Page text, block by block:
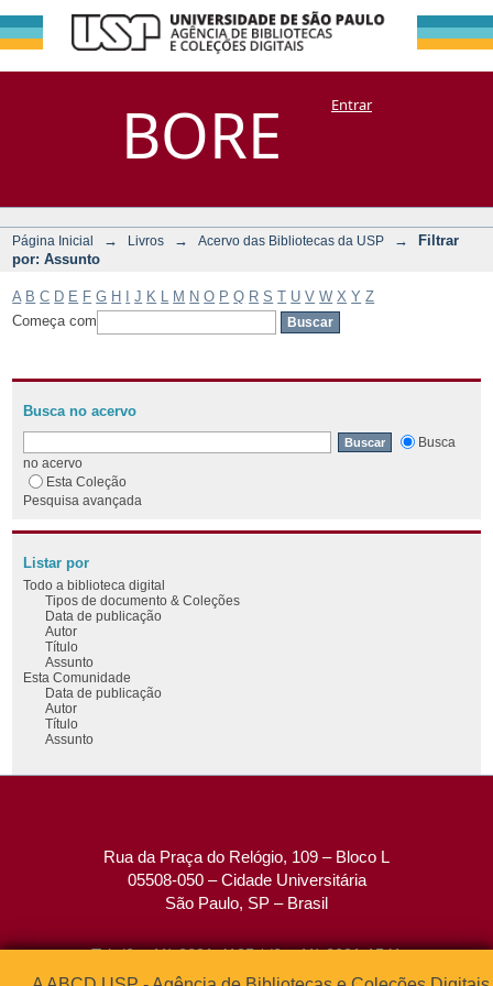
BORE
Filtrar por:
Assunto
DSpace/Manakin + CoriscoEntrar
Página Inicial → Livros → Acervo das Bibliotecas da USP →
Filtrar
por: Assunto
A B C D E F G H J K M N O P Q R S T U V W X Y Z
Começa com
Busca no acervo
Busca
no acervo
Esta Coleção
Pesquisa avançada
Listar por
Todo a biblioteca digital
Tipos de documento & Coleções
Data de publicação
Autor
Título
Assunto
Esta Comunidade
Data de publicação
Autor
Título
Assunto
Rua da Praça do Relógio, 109 – Bloco L
05508-050 – Cidade Universitária
São Paulo, SP – Brasil
Tel: (0xx11) 3091-4195 / (0xx11) 3091-1541
Fax: (0xx11) 3091-1567